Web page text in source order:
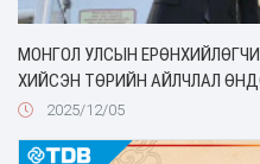
МОНГОЛ УЛСЫН
ХИЙСЭН ТӨРИЙН АЙЛЧЛАЛ
2025/12/05